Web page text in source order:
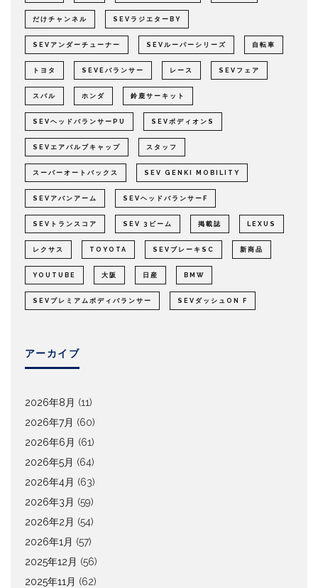
だけチャンネル SEVラジエターBY
SEVアンダーチューナー SEVルーパーシリーズ 自転車
トヨタ SEVEバランサー レース SEVフェア
スバル ホンダ 鈴鹿サーキット
SEVヘッドバランサーPU SEVボディオンS
SEVエアバルブキャップ スタッフ
スーパーオートバックス SEV GENKI MOBILITY
SEVアバンアーム SEVヘッドバランサーF
SEVトランスコア SEV 3ビーム 掲載誌 LEXUS
レクサス TOYOTA SEVブレーキSC 新商品
YOUTUBE 大阪 日産 BMW
SEVプレミアムボディバランサー SEVダッシュON F
アーカイブ
2026年8月 (11)
2026年7月 (60)
2026年6月 (61)
2026年5月 (64)
2026年4月 (63)
2026年3月 (59)
2026年2月 (54)
2026年1月 (57)
2025年12月 (56)
2025年11月 (62)